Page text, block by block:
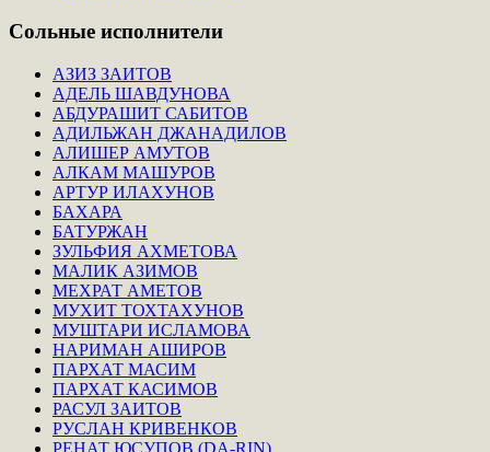
Сольные исполнители
АЗИЗ ЗАИТОВ
АДЕЛЬ ШАВДУНОВА
АБДУРАШИТ САБИТОВ
АДИЛЬЖАН ДЖАНАДИЛОВ
АЛИШЕР АМУТОВ
АЛКАМ МАШУРОВ
АРТУР ИЛАХУНОВ
БАХАРА
БАТУРЖАН
ЗУЛЬФИЯ АХМЕТОВА
МАЛИК АЗИМОВ
МЕХРАТ АМЕТОВ
МУХИТ ТОХТАХУНОВ
МУШТАРИ ИСЛАМОВА
НАРИМАН АШИРОВ
ПАРХАТ МАСИМ
ПАРХАТ КАСИМОВ
РАСУЛ ЗАИТОВ
РУСЛАН КРИВЕНКОВ
РЕНАТ ЮСУПОВ (DA-RIN)